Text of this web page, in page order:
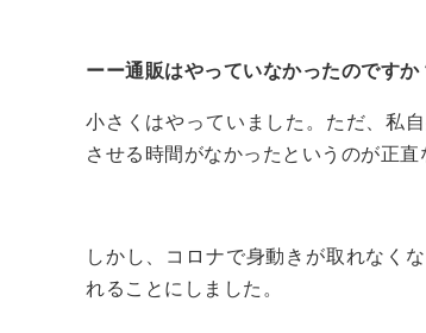
ーー通販はやっていなかったのですか
小さくはやっていました。ただ、私
させる時間がなかったというのが正直
しかし、コロナで身動きが取れなく
れることにしました。